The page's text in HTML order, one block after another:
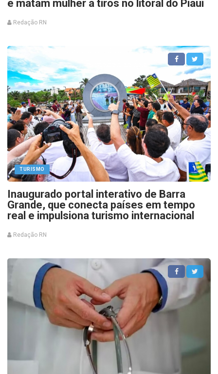
e matam mulher a tiros no litoral do Piauí
Redação RN
TURISMO
Inaugurado portal interativo de Barra
Grande, que conecta países em tempo
real e impulsiona turismo internacional
Redação RN